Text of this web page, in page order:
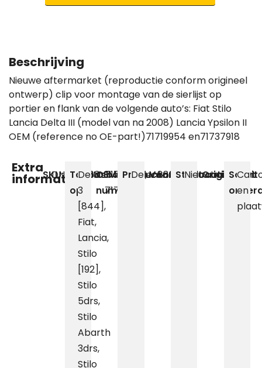
Beschrijving
Nieuwe aftermarket (reproductie conform origineel
ontwerp) clip voor montage van de sierlijst op
portier en flank van de volgende auto’s: Fiat Stilo
Lancia Delta III (model van na 2008) Lancia Ypsilon II
OEM (reference no OE-part!)71719954 en71737918
Extra
informatie
SKU:
DN0100183
Toepasbaar
op
Delta
3
[844],
Fiat,
Lancia,
Stilo
[192],
Stilo
5drs,
Stilo
Abarth
3drs,
Stilo
OEM
nummer
71719954,
71737918
Producent
Delenkorf
Voorraadlocatie
888 Staat
NieuwOriginaliteit
Imitatie
Soort
en